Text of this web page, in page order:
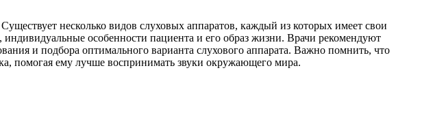
несколько видов слуховых аппаратов, каждый из которых имеет свои
особенности пациента и его образ жизни. Врачи рекомендуют
и подбора оптимального варианта слухового аппарата. Важно помнить, что
помогая ему лучше воспринимать звуки окружающего мира.